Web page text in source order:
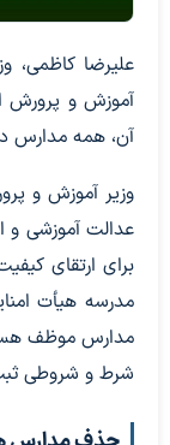
علیرضا کاظمی،
آموزش و پرورش
آن، همه مدارس
وزیر آموزش و
عدالت آموزشی و
برای ارتقای
مدرسه هیأت
مدارس موظف
شرط و شروطی